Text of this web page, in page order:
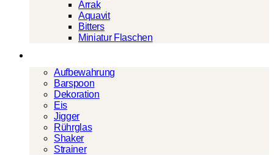
Arrak
Aquavit
Bitters
Miniatur Flaschen
Aufbewahrung
Barspoon
Dekoration
Eis
Jigger
Rührglas
Shaker
Strainer